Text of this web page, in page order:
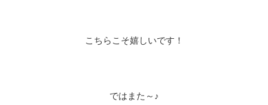
こちらこそ嬉しいです！
ではまた～♪